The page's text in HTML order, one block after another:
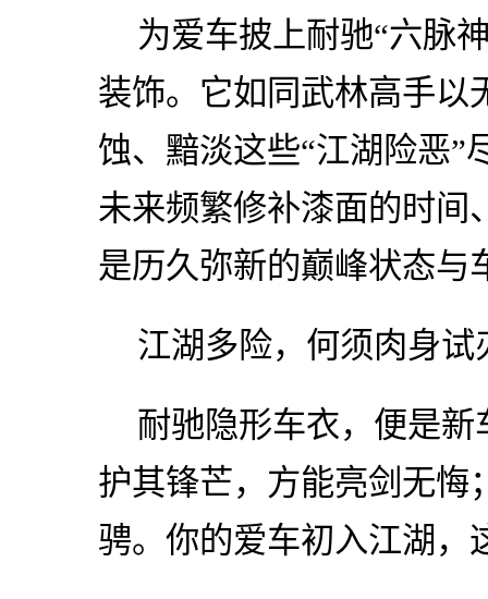
为爱车披上耐驰“六脉
装饰。它如同武林高手以
蚀、黯淡这些“江湖险恶”
未来频繁修补漆面的时间
是历久弥新的巅峰状态与
江湖多险，何须肉身试
耐驰隐形车衣，便是
护其锋芒，方能亮剑无悔
骋。你的爱车初入江湖，